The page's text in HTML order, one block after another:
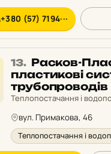
+380 (57) 7194···
13. Місце
13
у
рейтингу:
Расков-
пластикові
трубопроводів
Теплопостачання і
вул. Примакова, 46
Теплопостачання і